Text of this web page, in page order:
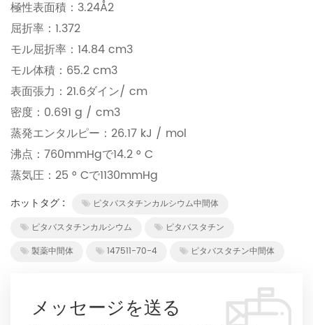
極性表面積：3.24Å2
屈折率：1.372
モル屈折率：14.84 cm3
モル体積：65.2 cm3
表面張力：21.6ダイン/ cm
密度：0.691 g / cm3
蒸発エンタルピー：26.17 kJ / mol
沸点：760mmHgで14.2 ° C
蒸気圧：25 ° Cで1130mmHg
ホットタグ :
ピタバスタチンカルシウム中間体
ピタバスタチンカルシウム
ピタバスタチン
製薬中間体
147511-70-4 ピタバスタチン中間体
メッセージを送る